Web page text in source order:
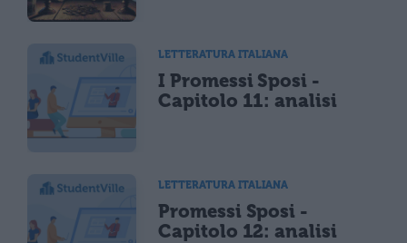
LETTERATURA ITALIANA
I Promessi Sposi -
Capitolo 11: analisi
LETTERATURA ITALIANA
Promessi Sposi -
Capitolo 12: analisi